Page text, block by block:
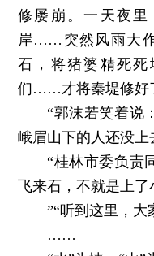
修屡崩。一天夜
岸……突然风雨大
石，将猪婆精死死
们……才将秦堤修好
“郭沫若笑着说
峨眉山下的人还没上
“桂林市委负责
飞来石，不就是上了
”“听到这里，大
……